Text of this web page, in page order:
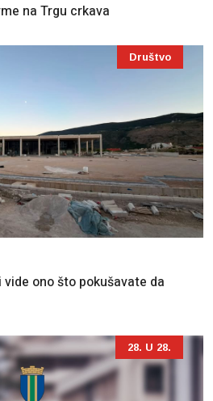
na Trgu crkava
Društvo
ono što pokušavate da
28. U 28.